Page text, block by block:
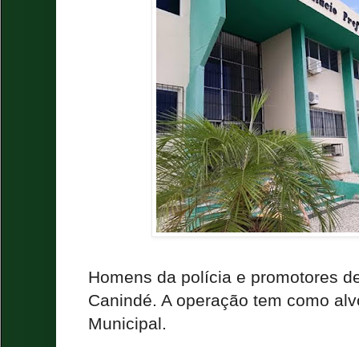
Homens da polícia e promotores
Canindé. A operação tem como
Municipal.